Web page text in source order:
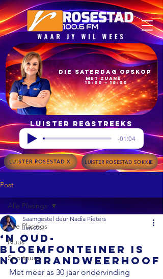
15:00 – 18:00
met Zuané
Die Saterdag Opskop
Luister regstreeks
-01:04
LUISTER ROSESTAD X LUISTER ROSESTAD SOKKIE
Post
Alle Plasings
Nuus
Sportnuus
Alle Plasings
‘n Oud-
Bloemfonteiner is
nou brandweerhoof
Saamgestel deur Nadia Pieters
Jan 22
Met meer as 30 jaar ondervinding